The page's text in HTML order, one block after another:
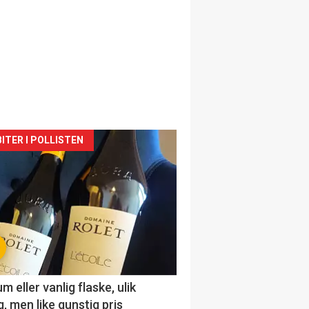
I POLLISTEN
eller vanlig flaske, ulik
men like gunstig pris